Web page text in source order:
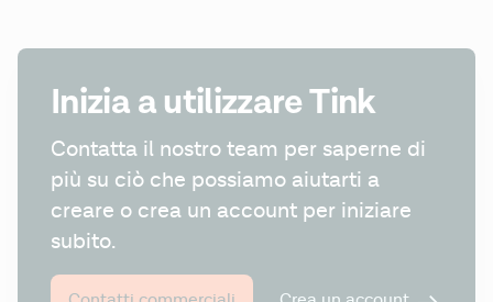
Inizia a utilizzare Tink
Contatta il nostro team per saperne di
più su ciò che possiamo aiutarti a
creare o crea un account per iniziare
subito.